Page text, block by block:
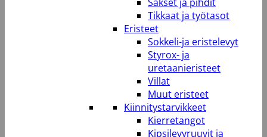
Tikkaat ja työtasot
Eristeet
Sokkeli-ja eristelevyt
Styrox- ja
uretaanieristeet
Villat
Muut eristeet
Kiinnitystarvikkeet
Kierretangot
Kipsilevyruuvit ja